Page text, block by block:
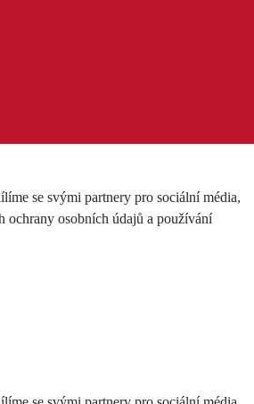
se svými partnery pro sociální média,
ochrany osobních údajů a používání